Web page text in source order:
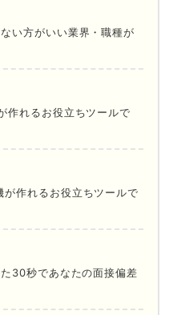
い方がいい業界・職種が
作れるお役立ちツールで
作れるお役立ちツールで
30秒であなたの面接偏差